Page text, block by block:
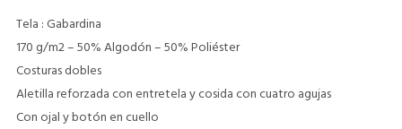
Tela : Gabardina
170 g/m2 – 50% Algodón – 50% Poliéster
Costuras dobles
Aletilla reforzada con entretela y cosida con cuatro agujas
Con ojal y botón en cuello